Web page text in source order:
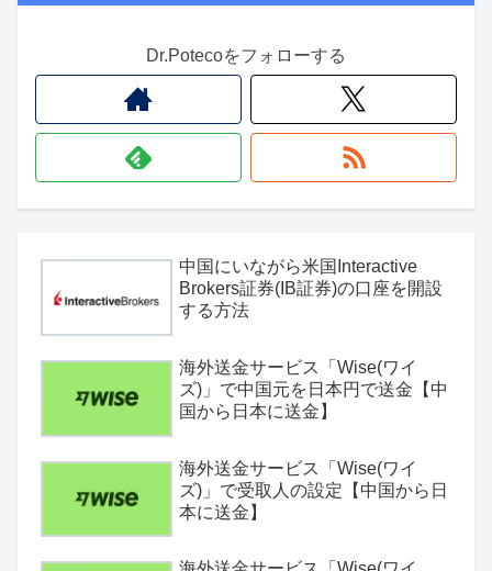
Dr.Potecoをフォローする
中国にいながら米国Interactive
Brokers証券(IB証券)の口座を開設
する方法
海外送金サービス「Wise(ワイ
ズ)」で中国元を日本円で送金【中
国から日本に送金】
海外送金サービス「Wise(ワイ
ズ)」で受取人の設定【中国から日
本に送金】